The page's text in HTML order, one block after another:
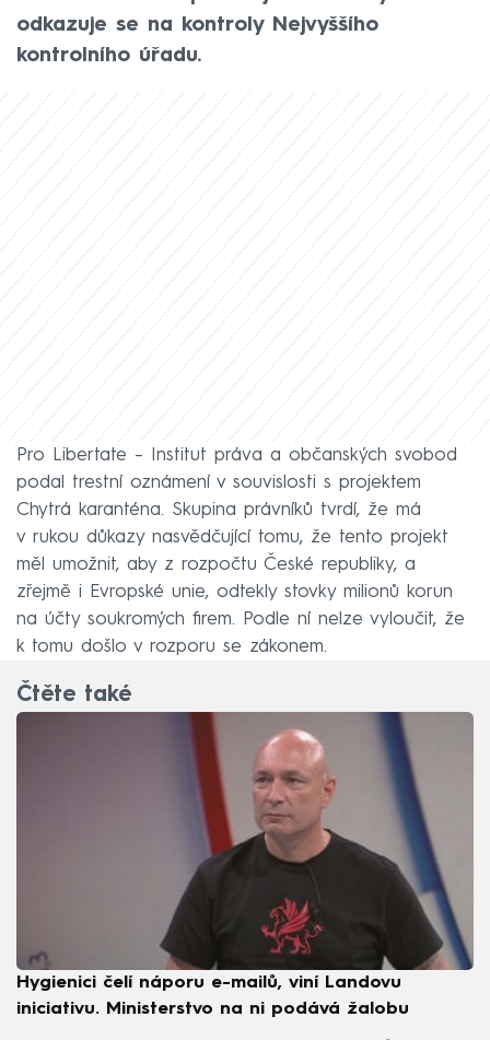
odkazuje se na kontroly Nejvyššího
kontrolního úřadu.
Pro Libertate – Institut práva a občanských svobod
podal trestní oznámení v souvislosti s projektem
Chytrá karanténa. Skupina právníků tvrdí, že má
v rukou důkazy nasvědčující tomu, že tento projekt
měl umožnit, aby z rozpočtu České republiky, a
zřejmě i Evropské unie, odtekly stovky milionů korun
na účty soukromých firem. Podle ní nelze vyloučit, že
k tomu došlo v rozporu se zákonem.
Čtěte také
Hygienici čelí náporu e-mailů, viní Landovu
iniciativu. Ministerstvo na ni podává žalobu